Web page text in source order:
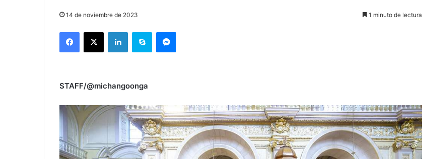
14 de noviembre de 2023 1 minuto de lectura
Facebook
X LinkedInSkype Messenger
STAFF/@michangoonga